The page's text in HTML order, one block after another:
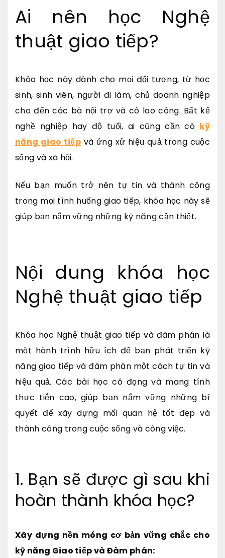
Ai nên học Nghệ
thuật giao tiếp?
Khóa học này dành cho mọi đối tượng, từ học
sinh, sinh viên, người đi làm, chủ doanh nghiệp
cho đến các bà nội trợ và cô lao công. Bất kể
nghề nghiệp hay độ tuổi, ai cũng cần có kỹ
năng giao tiếp và ứng xử hiệu quả trong cuộc
sống và xã hội.
Nếu bạn muốn trở nên tự tin và thành công
trong mọi tình huống giao tiếp, khóa học này sẽ
giúp bạn nắm vững những kỹ năng cần thiết.
Nội dung khóa học
Nghệ thuật giao tiếp
Khóa học Nghệ thuật giao tiếp và đàm phán là
một hành trình hữu ích để bạn phát triển kỹ
năng giao tiếp và đàm phán một cách tự tin và
hiệu quả. Các bài học cô đọng và mang tính
thực tiễn cao, giúp bạn nắm vững những bí
quyết để xây dựng mối quan hệ tốt đẹp và
thành công trong cuộc sống và công việc.
1. Bạn sẽ được gì sau khi
hoàn thành khóa học?
Xây dựng nền móng cơ bản vững chắc cho
kỹ năng Giao tiếp và Đàm phán: